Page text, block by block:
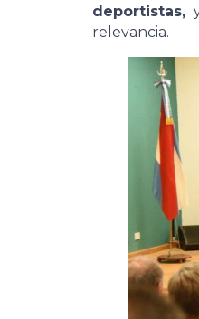
deportistas,
relevancia.